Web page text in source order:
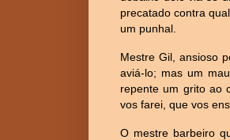
precatado contra
um punhal.
Mestre Gil, ansioso
aviá-lo; mas um
repente um grito ao
vos farei, que vos
O mestre barbeiro